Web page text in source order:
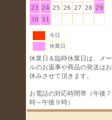
23 24 25 26 27 28 29
30 31
今日
休業日
休業日＆臨時休業日は、メー
ルのお返事や商品の発送はお
休みさせて頂きます。
お電話の対応時間帯（午後７
時～午後９時）